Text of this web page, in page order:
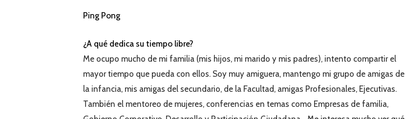
Ping Pong
¿A qué dedica su tiempo libre?
Me ocupo mucho de mi familia (mis hijos, mi marido y mis padres), intento compartir el
mayor tiempo que pueda con ellos. Soy muy amiguera, mantengo mi grupo de amigas de
la infancia, mis amigas del secundario, de la Facultad, amigas Profesionales, Ejecutivas.
También el mentoreo de mujeres, conferencias en temas como Empresas de familia,